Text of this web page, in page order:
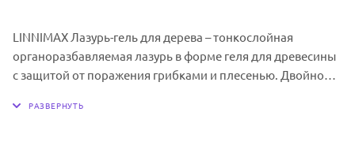
LINNIMAX Лазурь-гель для дерева – тонкослойная
органоразбавляемая лазурь в форме геля для древесины
с защитой от поражения грибками и плесенью. Двойной
в составе два типа УФ-фильтров. Тонкослойная: